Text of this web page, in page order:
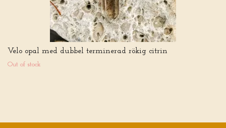
Velo opal med dubbel terminerad rökig citrin
Out of stock